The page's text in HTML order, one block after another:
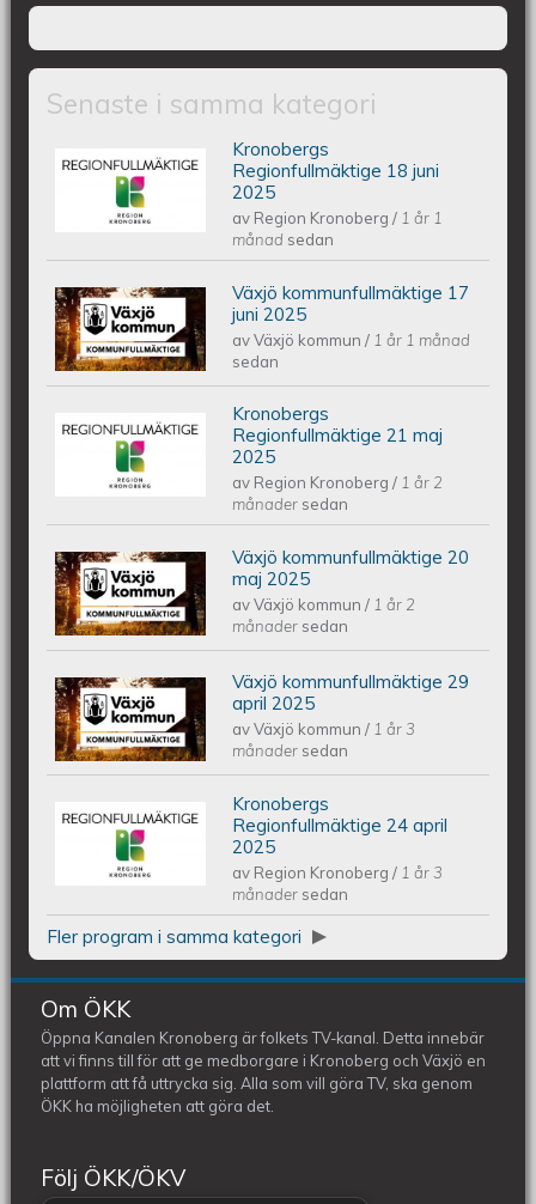
Senaste i samma kategori
Kronobergs regionfullmäktige 18 juni
2025
Kronobergs
Regionfullmäktige 18 juni
2025
av Region Kronoberg/ 1 år 1
månad sedan
Växjös kommunfullmäktige 17 juni
2025
Växjö kommunfullmäktige 17
juni 2025
avVäxjö kommun/ 1 år 1 månad
sedan
Kronobergs regionfullmäktige 21 maj
2025
Kronobergs
Regionfullmäktige 21 maj
2025
av Region Kronoberg/ 1 år 2
månader sedan
Växjös kommunfullmäktige 20 maj
2025
Växjö kommunfullmäktige 20
maj 2025
avVäxjö kommun/ 1 år 2
månader sedan
Växjös kommunfullmäktige 29 april
2025
Växjö kommunfullmäktige 29
april 2025
avVäxjö kommun/ 1 år 3
månader sedan
Kronobergs regionfullmäktige 24
april 2025
Kronobergs
Regionfullmäktige 24 april
2025
av Region Kronoberg/ 1 år 3
månader sedan
Fler program i samma kategori
Om ÖKK
Öppna Kanalen Kronoberg är folkets TV-kanal. Detta innebär
att vi finns till för att ge medborgare i Kronoberg och Växjö en
plattform att få uttrycka sig. Alla som vill göra TV, ska genom
ÖKK ha möjligheten att göra det.
Följ ÖKK/ÖKV